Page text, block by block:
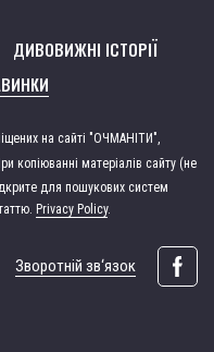
ДИВОВИЖНІ ІСТОРІЇ
Зворотній зв‘язок
на сайті "ОЧМАНІТИ",
копіюванні матеріалів сайту (не
для пошукових систем
Privacy Policy.